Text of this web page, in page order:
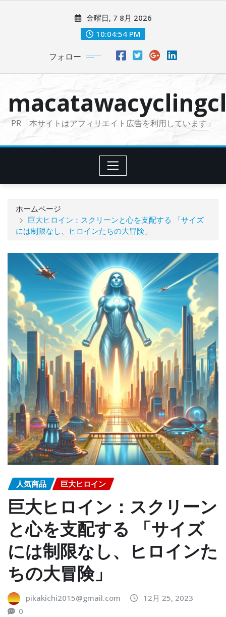
に
金曜日, 7 8月 2026
10:04:56 PM
フォロー
PR「本サイトはアフィリエイト広告を利用しています」
ホームページ
巨大ヒロイン：スクリーンと心を支配する 「サイズ
には制限なし、ヒロインたちの大冒険」
人気商品 巨大ヒロイン
巨大ヒロイン：スクリーン
と心を支配する 「サイズ
には制限なし、ヒロインた
ちの大冒険」
pikakichi2015@gmail.com
12月 25, 2023
0